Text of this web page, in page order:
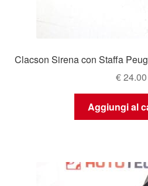
Clacson Sirena con Staffa
€24.00
Aggiungi al